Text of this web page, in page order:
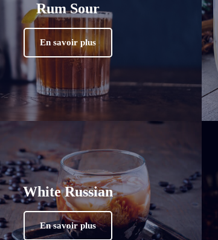
Rum Sour
En savoir plus
White Russian
En savoir plus